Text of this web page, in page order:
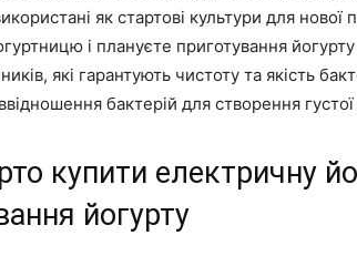
як стартові культури для нової
і плануєте приготування
які гарантують чистоту та якість
бактерій для створення
купити електричну
йогурту